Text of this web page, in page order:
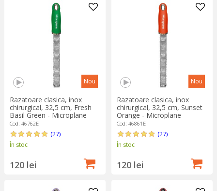
Nou
Razatoare clasica, inox
chirurgical, 32,5 cm, Fresh
Basil Green - Microplane
Cod: 46762E
(27)
În stoc
120 lei
Nou
Razatoare clasica, inox
chirurgical, 32,5 cm, Sunset
Orange - Microplane
Cod: 46861E
(27)
În stoc
120 lei